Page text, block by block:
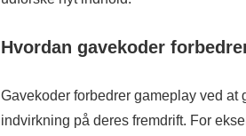
Hvordan gavekoder
Gavekoder forbedrer gameplay ved
indvirkning på deres fremdrift. For